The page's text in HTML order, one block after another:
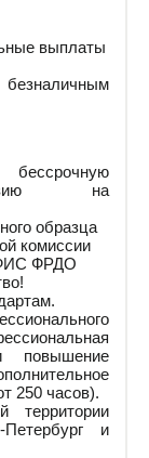
выплаты
на
образца
комиссии
ФИС ФРДО
повышение
250 часов).
территории
и